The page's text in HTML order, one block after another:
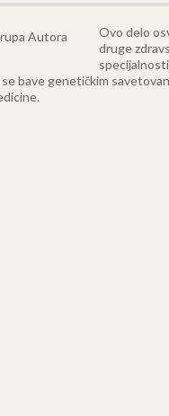
Ovo delo
druge
bave genetičkim